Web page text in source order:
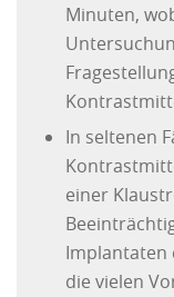
Minuten,
In seltenen
einer
Implantaten
die vielen